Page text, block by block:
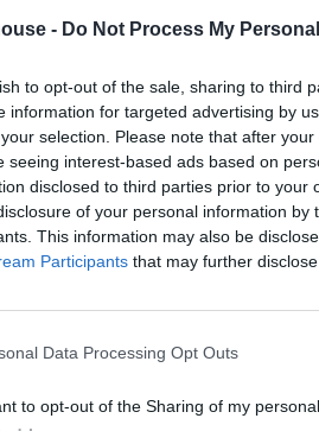
- Do Not Process My
to opt-out of the sale, sharing to third
information for targeted advertising by
selection. Please note that after
seeing interest-based ads based on
disclosed to third parties prior to
of your personal information by
This information may also be
Participants that may further
Data Processing Opt Outs
to opt-out of the Sharing of my personal